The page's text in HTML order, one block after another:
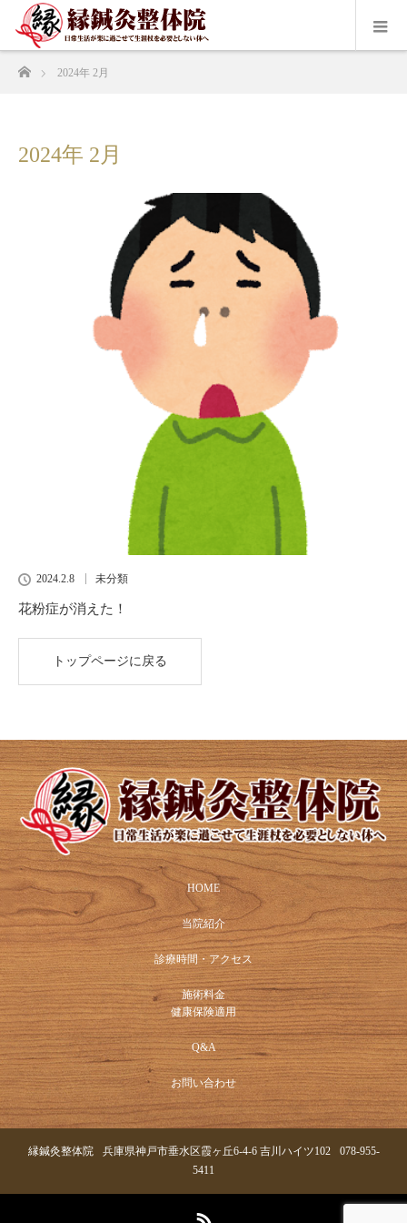
ホーム2024年 2月
2024年 2月
2024.2.8 未分類
花粉症が消えた！
トップページに戻る
HOME
当院紹介
診療時間・アクセス
施術料金
健康保険適用
Q&A
お問い合わせ
縁鍼灸整体院 兵庫県神戸市垂水区霞ヶ丘6-4-6 吉川ハイツ102
078-955-
5411